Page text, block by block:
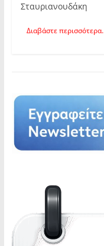
Σταυριανουδάκη
Διαβάστε